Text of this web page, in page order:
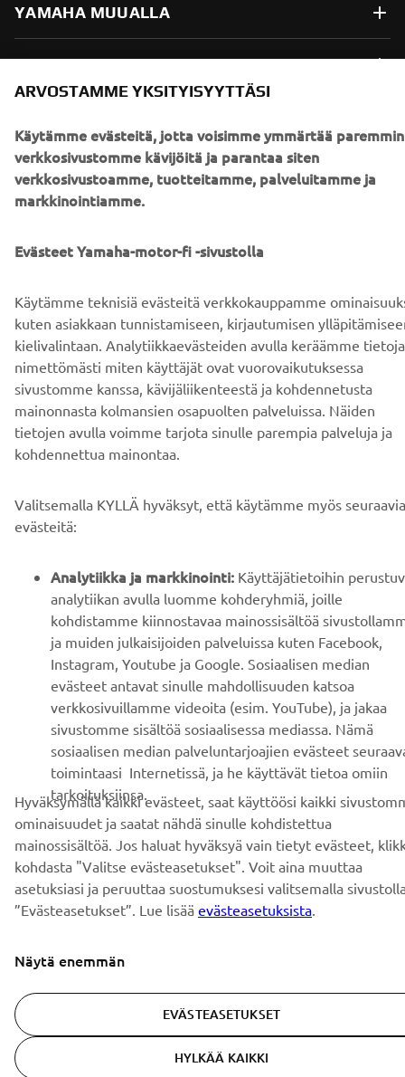
YAMAHA MUUALLA
ASIAKASTUKI
UUTISKIRJE
Ole ensimmäinen, joka kuulee uusimmista tarjouksista,
erikoistapahtumista, uusista julkaisuista ja paljon muuta...
Lue tietosuojakäytäntömme saadaksesi tietää, miten
käsittelemme henkilötietojasi:Tietosuoja ja evästeet -sivustolta
Finland (Finnish)
© Copyright - 2026 Yamaha Motor Europe N.V. - All Rights
Reserved
Tietosuojakäytäntö EvästeetKäyttöehdot
ARVOSTAMME YKSITYISYYTTÄSI
Käytämme evästeitä, jotta voisimme ymmärtää paremmin
verkkosivustomme kävijöitä ja parantaa siten
verkkosivustoamme, tuotteitamme, palveluitamme ja
markkinointiamme.
Evästeet Yamaha-motor-fi -sivustolla
Käytämme teknisiä evästeitä verkkokauppamme
kuten asiakkaan tunnistamiseen, kirjautumisen
kielivalintaan. Analytiikkaevästeiden avulla keräämme tietoja
nimettömästi miten käyttäjät ovat vuorovaikutuksessa
sivustomme kanssa, kävijäliikenteestä ja kohdennetusta
mainonnasta kolmansien osapuolten palveluissa. Näiden
tietojen avulla voimme tarjota sinulle parempia palveluja ja
kohdennettua mainontaa.
Valitsemalla KYLLÄ hyväksyt, että käytämme myös seuraavia
evästeitä:
Analytiikka ja markkinointi: Käyttäjätietoihin
analytiikan avulla luomme kohderyhmiä, joille
kohdistamme kiinnostavaa mainossisältöä
ja muiden julkaisijoiden palveluissa kuten Facebook,
Instagram, Youtube ja Google. Sosiaalisen median
evästeet antavat sinulle mahdollisuuden katsoa
verkkosivuillamme videoita (esim. YouTube), ja jakaa
sivustomme sisältöä sosiaalisessa mediassa. Nämä
sosiaalisen median palveluntarjoajien evästeet
toimintaasi Internetissä, ja he käyttävät tietoa omiin
tarkoituksiinsa.
Hyväksymällä kaikki evästeet, saat käyttöösi kaikki
ominaisuudet ja saatat nähdä sinulle kohdistettua
mainossisältöä. Jos haluat hyväksyä vain tietyt evästeet,
kohdasta "Valitse evästeasetukset". Voit aina muuttaa
asetuksiasi ja peruuttaa suostumuksesi valitsemalla
”Evästeasetukset”. Lue lisää evästeasetuksista.
Näytä enemmän
EVÄSTEASETUKSET
HYLKÄÄ KAIKKI